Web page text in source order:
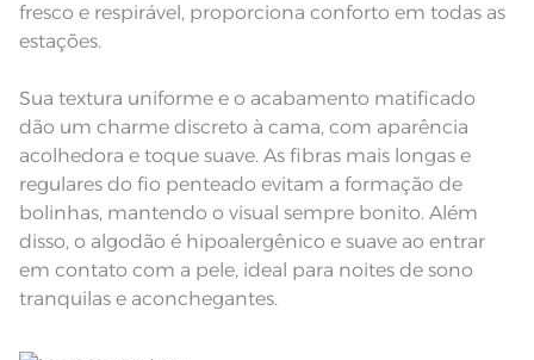
Tamanho
Itens Inclusos 1 Lençol com Elástico; 2 Fronhas
Medida
Lençol de Elástico: 1,58m x 1,98m x
40cm; Fronha: 50cm x 70cm
Acabamento Estampado
Instruções de Lavagem
Lavação a 40ºC; Proibido alvejar;
Secar em tambor com
temperatura máxima de 60º; Ferro
de passar com temperatura
Enxágue as peças com bastante água;
Utilize a quantidade mínima de amaciante e sabão;
Leia atentamente as instruções na etiqueta.
fresco e respirável, proporciona conforto em todas as
estações.
Sua textura uniforme e o acabamento matificado
dão um charme discreto à cama, com aparência
acolhedora e toque suave. As fibras mais longas e
regulares do fio penteado evitam a formação de
bolinhas, mantendo o visual sempre bonito. Além
disso, o algodão é hipoalergênico e suave ao entrar
em contato com a pele, ideal para noites de sono
tranquilas e aconchegantes.